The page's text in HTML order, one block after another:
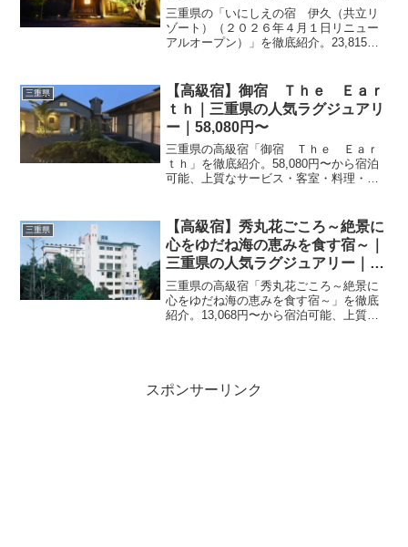
県のビジネスホテル｜23,815円〜
三重県の「いにしえの宿 伊久（共立リ
ゾート）（２０２６年４月１日リニュー
アルオープン）」を徹底紹介。23,815
件の評価をまとめました。
三重県
【高級宿】御宿 Ｔｈｅ Ｅａｒ
ｔｈ｜三重県の人気ラグジュアリ
ー｜58,080円〜
三重県の高級宿「御宿 Ｔｈｅ Ｅａｒ
ｔｈ」を徹底紹介。58,080円〜から宿泊
可能、上質なサービス・客室・料理・レ
三重県
【高級宿】秀丸花ごころ～絶景に
心をゆだね海の恵みを食す宿～｜
三重県の人気ラグジュアリー｜
13,068円〜
三重県の高級宿「秀丸花ごころ～絶景に
心をゆだね海の恵みを食す宿～」を徹底
紹介。13,068円〜から宿泊可能、上質な
スポンサーリンク